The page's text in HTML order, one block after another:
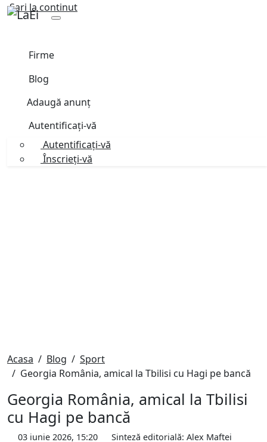
Sari la continut
Firme
Blog
Adaugă anunț
Autentificați-vă
Autentificați-vă
Înscrieți-vă
Acasa Blog
Sport
Georgia România, amical la Tbilisi cu Hagi pe bancă
Georgia România, amical la Tbilisi
cu Hagi pe bancă
03 iunie 2026, 15:20 Sinteză editorială: Alex Maftei